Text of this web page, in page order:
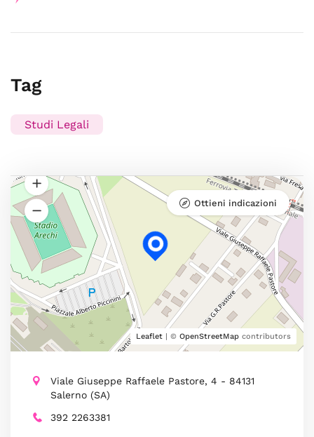
Tag
Studi Legali
Leaflet | © OpenStreetMap contributors
Ottieni indicazioni
Viale Giuseppe Raffaele Pastore, 4 - 84131
Salerno (SA)
392 2263381